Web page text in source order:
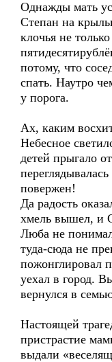
Однажды мать
Степан на
клочья не
потому, что
спать. Наутро
у порога.
Ах, каким
Небесное
детей прыгало
повержен!
Да радость
хмель вышел, и
Люба не
туда-сюда не
пожонглировал
уехал в город.
вернулся в
Настоящей
пристрастие
выдали